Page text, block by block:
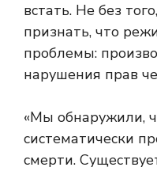
встать. Не без
признать, что
проблемы:
нарушения прав
«Мы обнаружили,
систематически
смерти.